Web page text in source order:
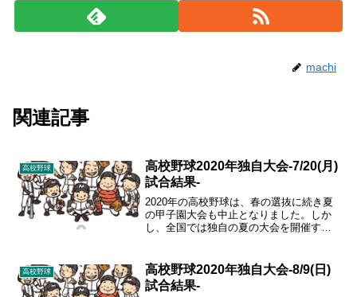
machi
関連記事
高校野球
高校野球2020年独自大会-7/20(月)
試合結果-
2020年の高校野球は、春の選抜に続き夏
の甲子園大会も中止となりました。しか
し、全国では独自の夏の大会を開催する
高校野球
高校野球2020年独自大会-8/9(日)
試合結果-